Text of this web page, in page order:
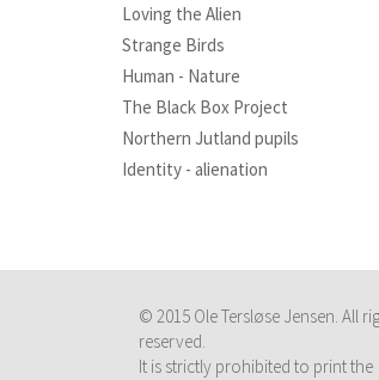
Loving the Alien
Strange Birds
Human - Nature
The Black Box Project
Northern Jutland pupils
Identity - alienation
© 2015 Ole Tersløse Jensen. All
reserved.
It is strictly prohibited to print the